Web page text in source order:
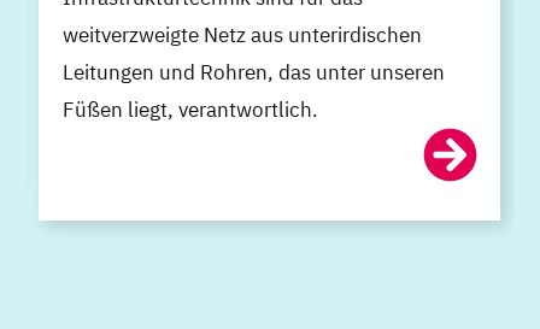
weitverzweigte Netz aus unterirdischen
Leitungen und Rohren, das unter unseren
Füßen liegt, verantwortlich.